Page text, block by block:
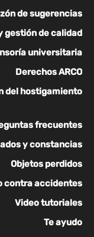
de sugerencias
gestión de calidad
universitaria
Derechos ARCO
del hostigamiento
frecuentes
y constancias
Objetos perdidos
contra accidentes
Video tutoriales
Te ayudo